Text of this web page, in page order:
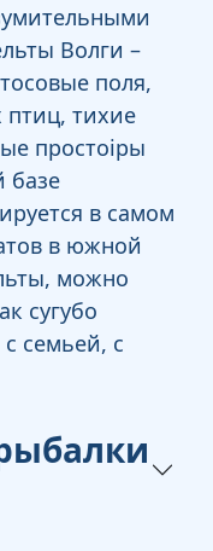
Волги –
поля,
птиц, тихие
простоiры
базе
в самом
в южной
можно
сугубо
семьей, с